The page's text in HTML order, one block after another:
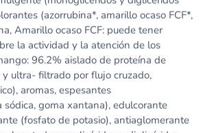
(azorrubina*, amarillo ocaso FCF*,
Amarillo ocaso FCF: puede tener
la actividad y la atención de los
96.2% aislado de proteína de
y ultra- filtrado por flujo cruzado,
aromas, espesantes
sódica, goma xantana), edulcorante
(fosfato de potasio), antiaglomerante